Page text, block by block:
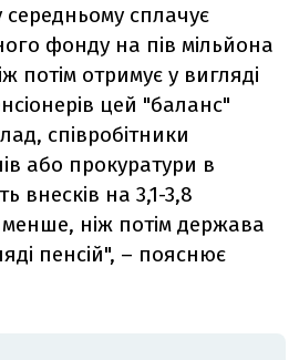
сплачує
фонду на пів мільйона
потім отримує у вигляді
цей "баланс"
співробітники
або прокуратури в
внесків на 3,1-3,8
ніж потім держава
пенсій", – пояснює